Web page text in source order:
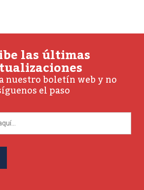
las últimas
nuestro boletín web y no
el paso